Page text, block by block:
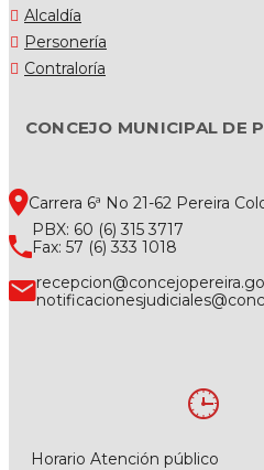
Alcaldía
Personería
Contraloría
CONCEJO MUNICIPAL DE
Carrera 6ª No 21-62 Pereira
PBX: 60 (6) 315 3717
Fax: 57 (6) 333 1018
Horario Atención público